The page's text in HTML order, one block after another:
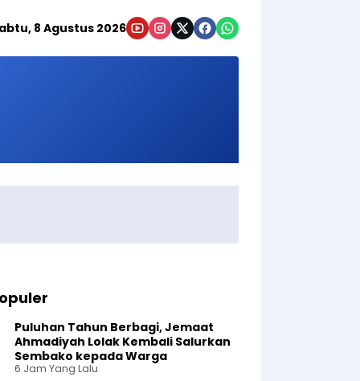
8 Agustus 2026
Puluhan Tahun Berbagi, Jemaat
Ahmadiyah Lolak Kembali Salurkan
Sembako kepada Warga
6 Jam Yang Lalu